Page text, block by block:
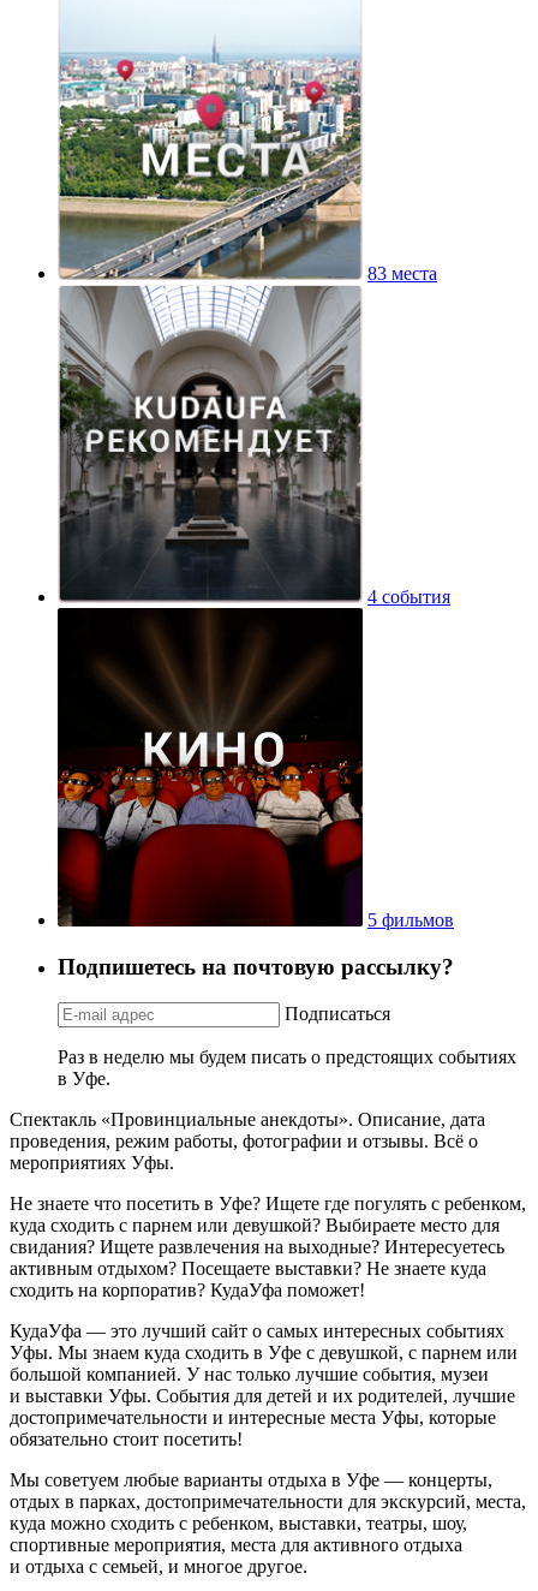
83 места
4 события
5 фильмов
Подпишетесь на почтовую рассылку?
Подписаться
Раз в неделю мы будем писать о предстоящих событиях
в Уфе.
Спектакль «Провинциальные анекдоты». Описание, дата
проведения, режим работы, фотографии и отзывы. Всё о
мероприятиях Уфы.
Не знаете что посетить в Уфе? Ищете где погулять с ребенком,
куда сходить с парнем или девушкой? Выбираете место для
свидания? Ищете развлечения на выходные? Интересуетесь
активным отдыхом? Посещаете выставки? Не знаете куда
сходить на корпоратив? КудаУфа поможет!
КудаУфа — это лучший сайт о самых интересных событиях
Уфы. Мы знаем куда сходить в Уфе с девушкой, с парнем или
большой компанией. У нас только лучшие события, музеи
и выставки Уфы. События для детей и их родителей, лучшие
достопримечательности и интересные места Уфы, которые
обязательно стоит посетить!
Мы советуем любые варианты отдыха в Уфе — концерты,
отдых в парках, достопримечательности для экскурсий, места,
куда можно сходить с ребенком, выставки, театры, шоу,
спортивные мероприятия, места для активного отдыха
и отдыха с семьей, и многое другое.